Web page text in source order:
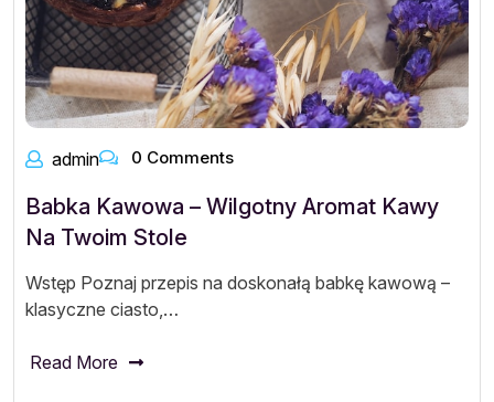
admin 0 Comments
Babka Kawowa – Wilgotny Aromat Kawy
Na Twoim Stole
Wstęp Poznaj przepis na doskonałą babkę kawową –
klasyczne ciasto,…
Read More